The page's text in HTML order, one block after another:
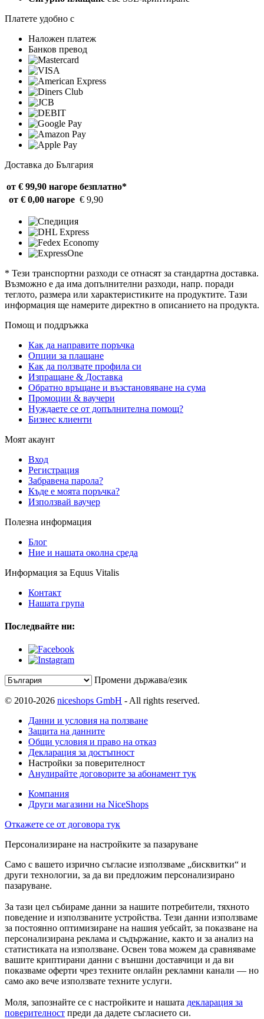
Платете удобно с
Наложен платеж
Банков превод
Доставка до България
от € 99,90 нагоре безплатно*
от € 0,00 нагоре € 9,90
* Тези транспортни разходи се отнасят за стандартна доставка.
Възможно е да има допълнителни разходи, напр. поради
теглото, размера или характеристиките на продуктите. Тази
информация ще намерите директно в описанието на продукта.
Помощ и поддръжка
Как да направите поръчка
Опции за плащане
Как да ползвате профила си
Изпращане & Доставка
Обратно връщане и възстановяване на сума
Промоции & ваучери
Нуждаете се от допълнителна помощ?
Бизнес клиенти
Моят акаунт
Вход
Регистрация
Забравена парола?
Къде е моята поръчка?
Използвай ваучер
Полезна информация
Блог
Ние и нашата околна среда
Информация за Equus Vitalis
Контакт
Нашата група
Последвайте ни:
Промени държава/език
© 2010-2026 niceshops GmbH - All rights reserved.
Данни и условия на ползване
Защита на данните
Общи условия и право на отказ
Декларация за достъпност
Настройки за поверителност
Анулирайте договорите за абонамент тук
Компания
Други магазини на NiceShops
Откажете се от договора тук
Персонализиране на настройките за пазаруване
Само с вашето изрично съгласие използваме „бисквитки“ и
други технологии, за да ви предложим персонализирано
пазаруване.
За тази цел събираме данни за нашите потребители, тяхното
поведение и използваните устройства. Тези данни използваме
за постоянно оптимизиране на нашия уебсайт, за показване на
персонализирана реклама и съдържание, както и за анализ на
статистиката на използване. Освен това можем да сравняваме
вашите криптирани данни с външни доставчици и да ви
показваме оферти чрез техните онлайн рекламни канали — но
само ако вече използвате техните услуги.
Моля, запознайте се с настройките и нашата декларация за
поверителност преди да дадете съгласието си.